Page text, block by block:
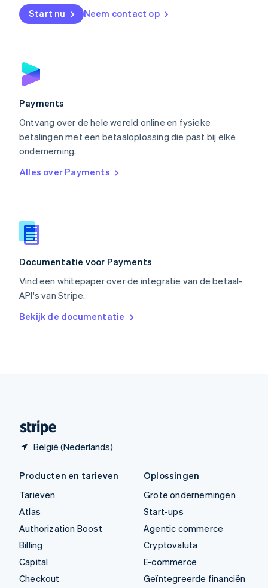
Start nu Neem contact op
Payments
Ontvang over de hele wereld online en fysieke
betalingen met een betaaloplossing die past bij elke
onderneming.
Alles over Payments
Documentatie voor Payments
Vind een whitepaper over de integratie van de betaal-
API's van Stripe.
Bekijk de documentatie
België (Nederlands)
English
Noorwegen
Polen
English
Português
English
Singapore
English简体中文
EnglishItaliano
Español
Thailand
Tsjechië
Vasteland van China
简体中文English
English
Producten en tarieven
Tarieven
Atlas
Authorization Boost
Billing
Capital
Checkout
Oplossingen
Grote ondernemingen
Start-ups
Agentic commerce
Cryptovaluta
E-commerce
Geïntegreerde financiën